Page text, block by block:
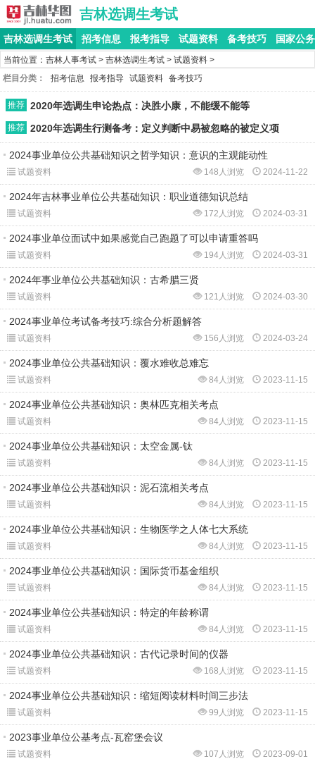
吉林选调生考试
吉林选调生考试 招考信息 报考指导 试题资料 备考技巧 国家公
当前位置：吉林人事考试 >吉林选调生考试 >试题资料 >
栏目分类：
招考信息 报考指导 试题资料 备考技巧
推荐 2020年选调生申论热点：决胜小康，不能缓不能等
推荐 2020年选调生行测备考：定义判断中易被忽略的被定义项
2024事业单位公共基础知识之哲学知识：意识的主观能动性
试题资料 2024-11-22
148人浏览
2024年吉林事业单位公共基础知识：职业道德知识总结
试题资料 2024-03-31
172人浏览
2024事业单位面试中如果感觉自己跑题了可以申请重答吗
试题资料 2024-03-31
194人浏览
2024年事业单位公共基础知识：古希腊三贤
试题资料 2024-03-30
121人浏览
2024事业单位考试备考技巧:综合分析题解答
试题资料 2024-03-24
156人浏览
2024事业单位公共基础知识：覆水难收总难忘
试题资料 2023-11-15
84人浏览
2024事业单位公共基础知识：奥林匹克相关考点
试题资料 2023-11-15
84人浏览
2024事业单位公共基础知识：太空金属-钛
试题资料 2023-11-15
84人浏览
2024事业单位公共基础知识：泥石流相关考点
试题资料 2023-11-15
84人浏览
2024事业单位公共基础知识：生物医学之人体七大系统
试题资料 2023-11-15
84人浏览
2024事业单位公共基础知识：国际货币基金组织
试题资料 2023-11-15
84人浏览
2024事业单位公共基础知识：特定的年龄称谓
试题资料 2023-11-15
84人浏览
2024事业单位公共基础知识：古代记录时间的仪器
试题资料 2023-11-15
168人浏览
2024事业单位公共基础知识：缩短阅读材料时间三步法
试题资料 2023-11-15
99人浏览
2023事业单位公基考点-瓦窑堡会议
试题资料 2023-09-01
107人浏览